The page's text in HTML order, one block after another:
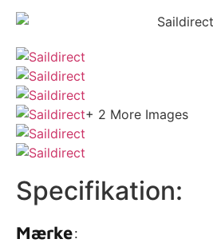
+ 2 More Images
Specifikation:
Mærke: